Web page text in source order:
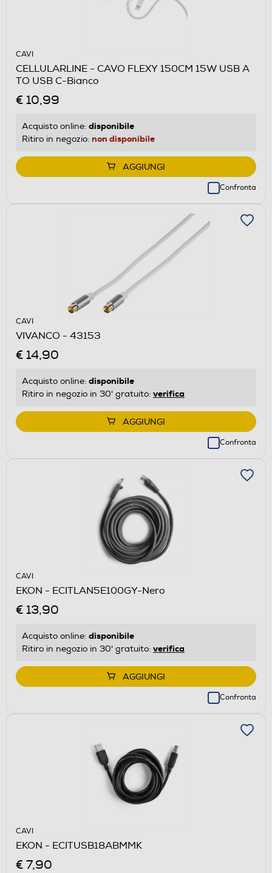
CAVI
CELLULARLINE - CAVO FLEXY 150CM 15W USB A
TO USB C-Bianco
€ 10,99
Acquisto online: disponibile
Ritiro in negozio: non disponibile
AGGIUNGI
Confronta
CAVI
VIVANCO - 43153
€ 14,90
Acquisto online: disponibile
Ritiro in negozio in 30' gratuito: verifica
AGGIUNGI
Confronta
CAVI
EKON - ECITLAN5E100GY-Nero
€ 13,90
Acquisto online: disponibile
Ritiro in negozio in 30' gratuito: verifica
AGGIUNGI
Confronta
CAVI
EKON - ECITUSB18ABMMK
€ 7,90